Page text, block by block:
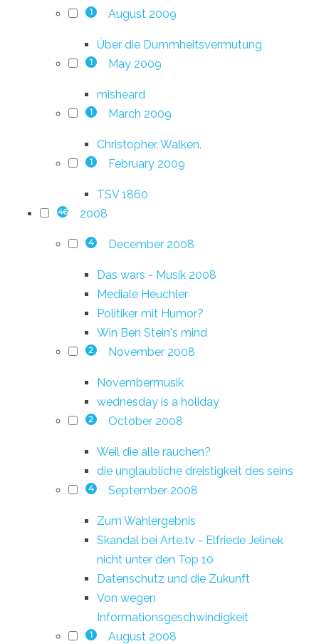
1 August 2009
Über die Dummheitsvermutung
1 May 2009
misheard
1 March 2009
Christopher. Walken.
1 February 2009
TSV 1860
46 2008
4 December 2008
Das wars - Musik 2008
Mediale Heuchler
Politiker mit Humor?
Win Ben Stein's mind
2 November 2008
Novembermusik
wednesday is a holiday
2 October 2008
Weil die alle rauchen?
die unglaubliche dreistigkeit des seins
4 September 2008
Zum Wahlergebnis
Skandal bei Arte.tv - Elfriede Jelinek
nicht unter den Top 10
Datenschutz und die Zukunft
Von wegen
Informationsgeschwindigkeit
1 August 2008